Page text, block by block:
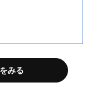
ご親切丁寧です発注
みる